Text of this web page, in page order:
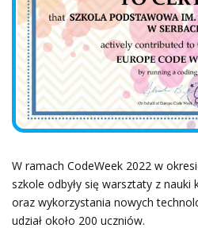
W ramach CodeWeek 2022 w
szkole odbyły się warsztaty z
oraz wykorzystania nowych
udział około 200 uczniów.